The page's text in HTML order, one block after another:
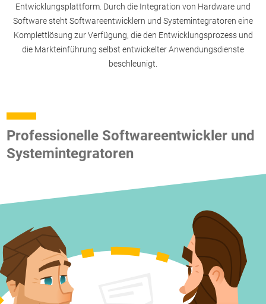
Entwicklungsplattform. Durch die Integration von Hardware und
Software steht Softwareentwicklern und Systemintegratoren eine
Komplettlösung zur Verfügung, die den Entwicklungsprozess und
die Markteinführung selbst entwickelter Anwendungsdienste
beschleunigt.
Professionelle Softwareentwickler und
Systemintegratoren